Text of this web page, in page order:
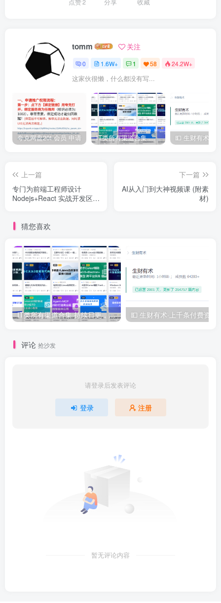
点赞2 分享 收藏
tomm 关注
0 1.6W+ 1 58 24.2W+
这家伙很懒，什么都没有写...
夸克网盘20t 会员 申请 IT类所有渠道合集 持续日更，目前近四千多条资源 年费用户微信私信获取权限
上一篇
专门为前端工程师设计
Nodejs+React 实战开发区块
下一篇
AI从入门到大神视频课 (附素
材)
猜您喜欢
IT类所有渠道合集 持续日更，目前近四千多条资源 年费用户微信私信获取权限
评论 抢沙发
请登录后发表评论
登录 注册
暂无评论内容